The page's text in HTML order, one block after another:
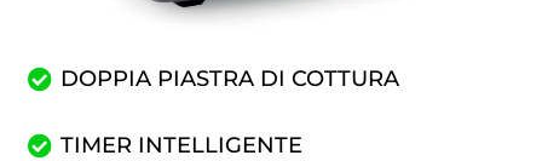
DOPPIA PIASTRA DI COTTURA
TIMER INTELLIGENTE